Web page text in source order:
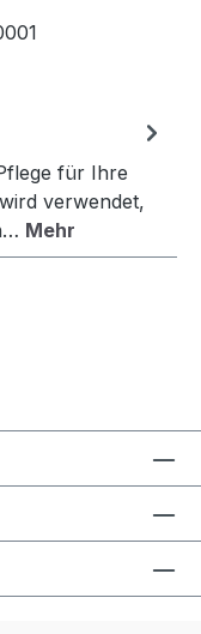
für Ihre
verwendet,
Mehr